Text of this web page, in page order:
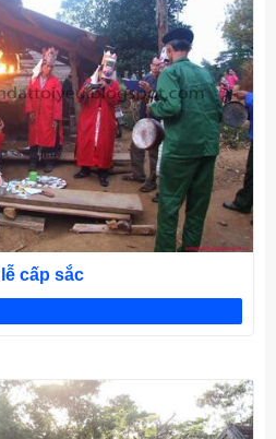
cấp sắc
CHI TIẾT